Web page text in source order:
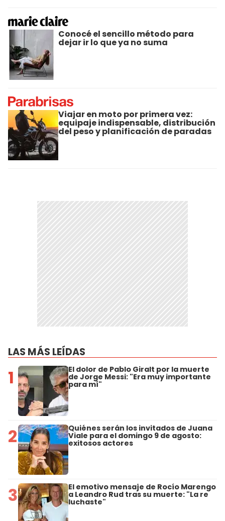
Conocé el sencillo método para
dejar ir lo que ya no suma
Viajar en moto por primera vez:
equipaje indispensable, distribución
del peso y planificación de paradas
LAS MÁS LEÍDAS
1 El dolor de Pablo Giralt por la muerte
de Jorge Messi: "Era muy importante
para mí"
2 Quiénes serán los invitados de Juana
Viale para el domingo 9 de agosto:
exitosos actores
3 El emotivo mensaje de Rocío Marengo
a Leandro Rud tras su muerte: "La re
luchaste"